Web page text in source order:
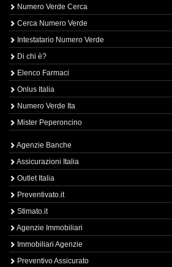
Numero Verde Cerca
Cerca Numero Verde
Intestatario Numero Verde
Di chi è?
Elenco Farmaci
Onlus Italia
Numero Verde Ita
Mister Peperoncino
Agenzie Banche
Assicurazioni Italia
Outlet Italia
Preventivato.it
Stimato.it
Agenzie Immobiliari
Immobiliari Agenzie
Preventivo Assicurato